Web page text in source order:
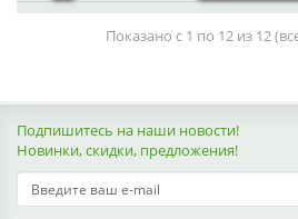
Показано с 1 по 12 из 12
Подпишитесь на наши новости!
Новинки, скидки, предложения!